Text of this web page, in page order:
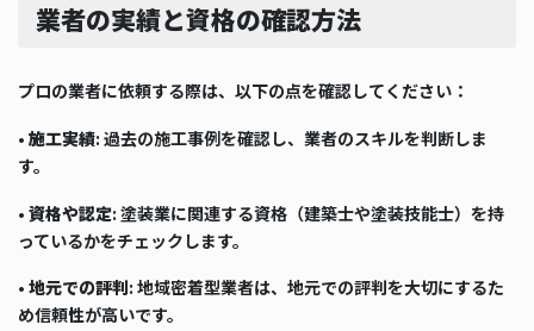
業者の実績と資格の確認方法
プロの業者に依頼する際は、以下の点を確認してください：
• 施工実績: 過去の施工事例を確認し、業者のスキルを判断しま
す。
• 資格や認定: 塗装業に関連する資格（建築士や塗装技能士）を持
っているかをチェックします。
• 地元での評判: 地域密着型業者は、地元での評判を大切にするた
め信頼性が高いです。